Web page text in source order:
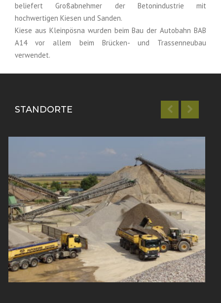
beliefert Großabnehmer der Betonindustrie mit
hochwertigen Kiesen und Sanden.
Kiese aus Kleinpösna wurden beim Bau der Autobahn BAB
A14 vor allem beim Brücken- und Trassenneubau
verwendet.
STANDORTE
Oldisleben